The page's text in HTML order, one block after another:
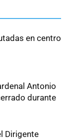
en centro
Antonio
durante
Dirigente